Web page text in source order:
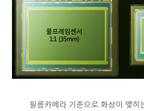
필름카메라 기준으로 화상이 맺히